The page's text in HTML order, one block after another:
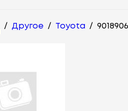
/ Другое / Toyota /